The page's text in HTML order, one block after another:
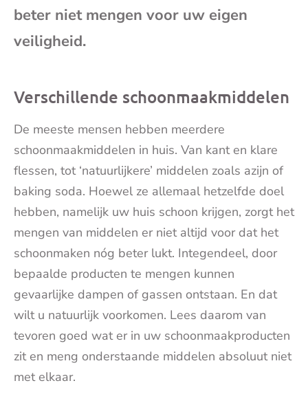
beter niet mengen voor uw eigen
veiligheid.
Verschillende schoonmaakmiddelen
De meeste mensen hebben meerdere
schoonmaakmiddelen in huis. Van kant en klare
flessen, tot ‘natuurlijkere’ middelen zoals azijn of
baking soda. Hoewel ze allemaal hetzelfde doel
hebben, namelijk uw huis schoon krijgen, zorgt het
mengen van middelen er niet altijd voor dat het
schoonmaken nóg beter lukt. Integendeel, door
bepaalde producten te mengen kunnen
gevaarlijke dampen of gassen ontstaan. En dat
wilt u natuurlijk voorkomen. Lees daarom van
tevoren goed wat er in uw schoonmaakproducten
zit en meng onderstaande middelen absoluut niet
met elkaar.